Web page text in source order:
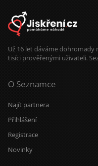
Už 16 let dáváme dohromady
tisíci prověřenými uživateli.
O Seznamce
Najít partnera
Přihlášení
Registrace
Novinky